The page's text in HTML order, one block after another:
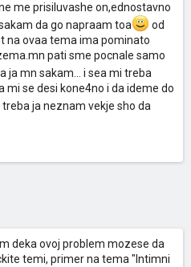
me prisiluvashe on,ednostavno
da go napraam toa
od
na ovaa tema ima pominato
pati sme pocnale samo
a ja mn sakam... i sea mi treba
mi se desi kone4no i da ideme do
ja neznam vekje sho da
deka ovoj problem mozese da
temi, primer na tema "Intimni